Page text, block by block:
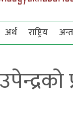
अर्थ राष्ट्रिय